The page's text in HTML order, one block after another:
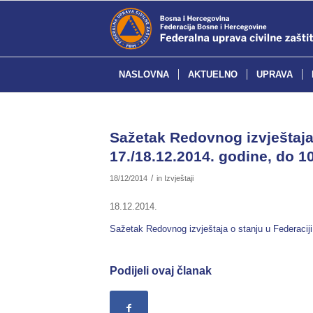
NASLOVNA AKTUELNO UPRAVA
Sažetak Redovnog
17./18.12.2014. godine, do
18/12/2014 / in Izvještaji
18.12.2014.
Sažetak Redovnog izvještaja o stanju u
Podijeli ovaj članak